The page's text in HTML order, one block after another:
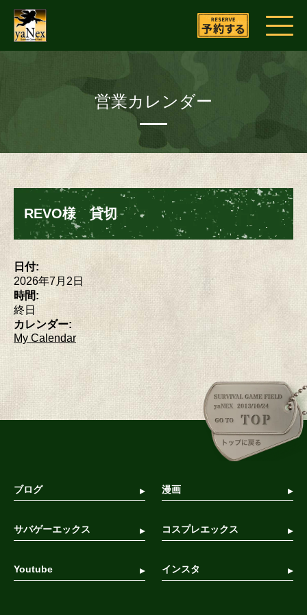
営業カレンダー
REVO様 貸切
日付:
2026年7月2日
時間:
終日
カレンダー:
My Calendar
ブログ 漫画
サバゲーエックス コスプレエックス
Youtube インスタ